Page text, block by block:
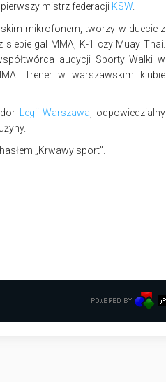
mistrz federacji KSW
mikrofonem, tworzy w duecie z
gal MMA, K-1 czy Muay Thai.
audycji Sporty Walki w
Trener w warszawskim klubie
Legii Warszawa , odpowiedzialny
„Krwawy sport”.